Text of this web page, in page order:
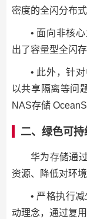
密度的全闪分布
• 面向非核
出了容量型全闪
• 此外，针
以共享隔离等问
NAS存储
二、绿色可持
华为存储通
资源、降低对环
• 严格执行
动理念，通过复